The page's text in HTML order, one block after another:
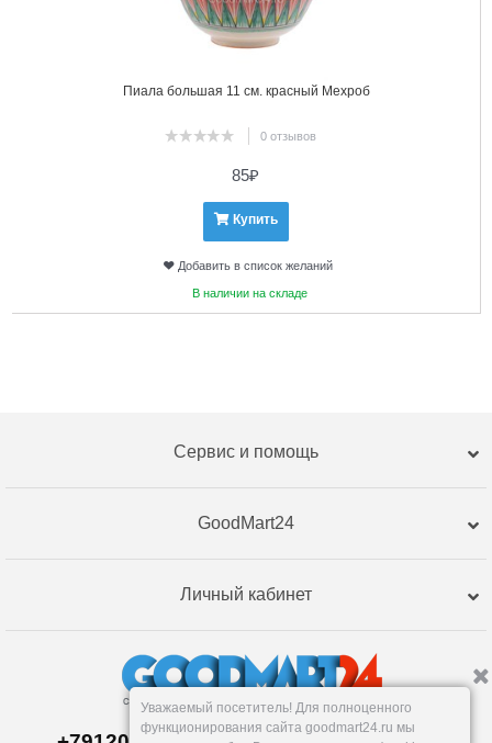
Пиала большая 11 см. красный Мехроб
0 отзывов
85₽
Купить
Добавить в список желаний
В наличии на складе
Сервис и помощь
GoodMart24
Личный кабинет
Уважаемый посетитель! Для полноценного
функционирования сайта goodmart24.ru мы